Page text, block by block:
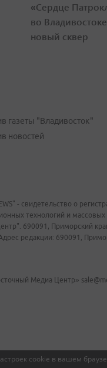
cookie в вашем
«Сердце
во
новый сквер
газеты "Владивосток"
новостей
- свидетельство о
технологий и
690091, Приморский
редакции: 690091,
Медиа Центр»